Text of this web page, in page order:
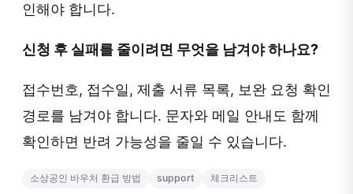
인해야 합니다.
신청 후 실패를 줄이려면 무엇을 남겨야 하나요?
접수번호, 접수일, 제출 서류 목록, 보완 요청 확인
경로를 남겨야 합니다. 문자와 메일 안내도 함께
확인하면 반려 가능성을 줄일 수 있습니다.
소상공인 바우처 환급 방법 support 체크리스트